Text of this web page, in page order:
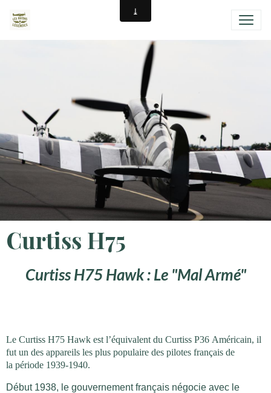
Curtiss H75
Curtiss H75 Hawk : Le "Mal Armé"
Le Curtiss H75 Hawk est l’équivalent du Curtiss P36 Américain, il
fut un des appareils les plus populaire des pilotes français de
la période 1939-1940.
Début 1938, le gouvernement français négocie avec le